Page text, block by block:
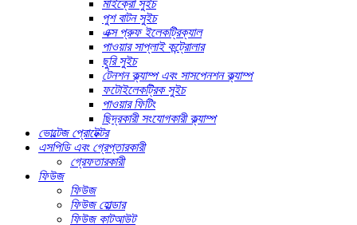
মাইক্রো সুইচ
পুশ বাটন সুইচ
এক্স প্রুফ ইলেকট্রিক্যাল
পাওয়ার সাপ্লাই কন্ট্রোলার
ছুরি সুইচ
টেনশন ক্ল্যাম্প এবং সাসপেনশন ক্ল্যাম্প
ফটোইলেকট্রিক সুইচ
পাওয়ার ফিটিং
ছিদ্রকারী সংযোগকারী ক্ল্যাম্প
ভোল্টেজ প্রোটেক্টর
এসপিডি এবং গ্রেপ্তারকারী
গ্রেফতারকারী
ফিউজ
ফিউজ
ফিউজ হোল্ডার
ফিউজ কাটআউট